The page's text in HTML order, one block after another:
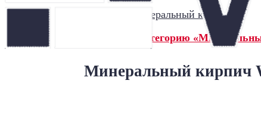
Минеральный кирпич
← Назад в категорию
Минеральный кирпич